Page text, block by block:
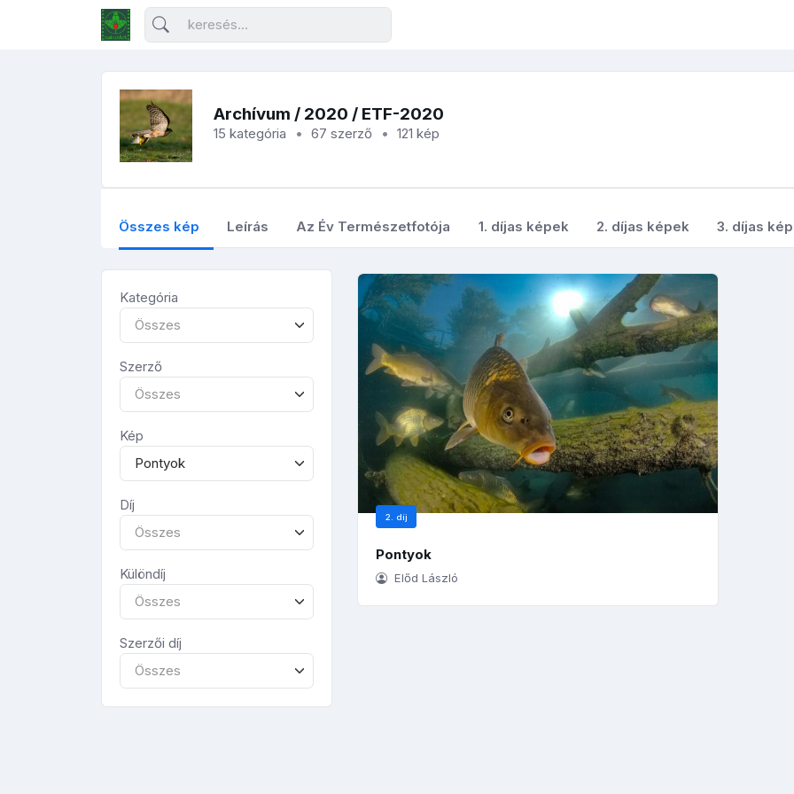
Archívum / 2020 / ETF-2020
15 kategória 67 szerző 121 kép
Összes kép Leírás Az Év Természetfotója 1. díjas képek 2. díjas képek 3. díjas
Kategória
Összes
Szerző
Összes
Kép
Pontyok
Díj
Összes
Különdíj
Összes
Szerzői díj
Összes
2. díj
Pontyok
Előd László